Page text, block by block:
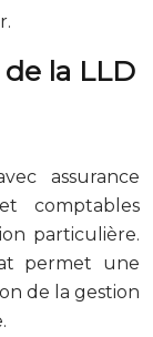
la LLD
assurance
comptables
particulière.
permet une
de la gestion